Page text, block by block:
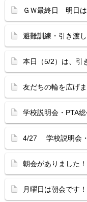
ＧＷ最終日 明日は
避難訓練・引き渡
本日（5/2）は、引
友だちの輪を広げ
学校説明会・PTA
4/27 学校説明会・
朝会がありました！
月曜日は朝会です！